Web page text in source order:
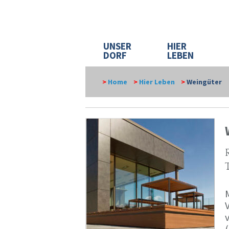
UNSER
DORF
HIER
LEBEN
> Home > Hier Leben >Weingüter